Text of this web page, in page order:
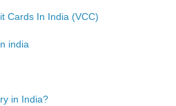
Cards In India (VCC)
india
in India?